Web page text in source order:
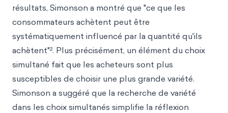
résultats, Simonson a montré que "ce que les
consommateurs achètent peut être
systématiquement influencé par la quantité qu'ils
achètent"². Plus précisément, un élément du choix
simultané fait que les acheteurs sont plus
susceptibles de choisir une plus grande variété.
Simonson a suggéré que la recherche de variété
dans les choix simultanés simplifie la réflexion